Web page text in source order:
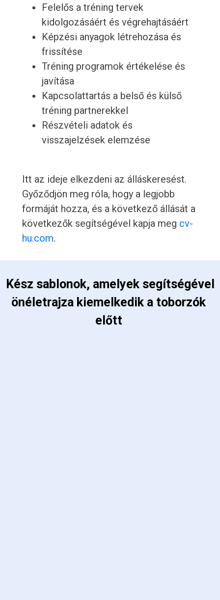
Felelős a tréning tervek
kidolgozásáért és végrehajtásáért
Képzési anyagok létrehozása és
frissítése
Tréning programok értékelése és
javítása
Kapcsolattartás a belső és külső
tréning partnerekkel
Részvételi adatok és
visszajelzések elemzése
Itt az ideje elkezdeni az álláskeresést.
Győződjön meg róla, hogy a legjobb
formáját hozza, és a következő állását a
következők segítségével kapja meg cv-
hu.com.
önéletrajza kiemelkedik a toborzók
előtt